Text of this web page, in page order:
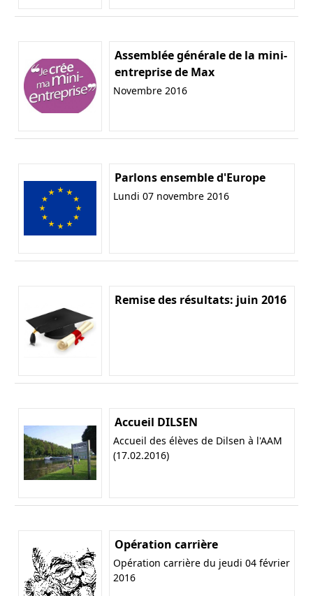
Assemblée générale de la mini-
entreprise de Max
Novembre 2016
Parlons ensemble d'Europe
Lundi 07 novembre 2016
Remise des résultats: juin 2016
Accueil DILSEN
Accueil des élèves de Dilsen à l'AAM
(17.02.2016)
Opération carrière
Opération carrière du jeudi 04 février
2016